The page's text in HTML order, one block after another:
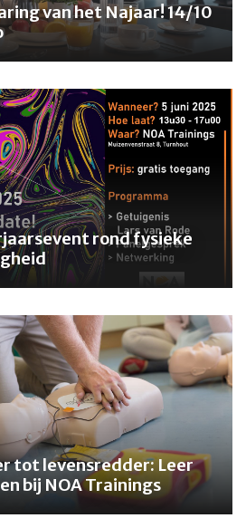
van het Najaar! 14/10
rond fysieke
tot levensredder: Leer
bij NOA Trainings